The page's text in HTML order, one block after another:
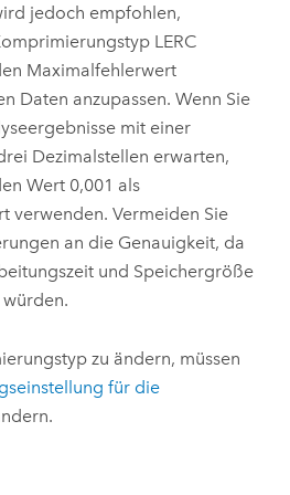
jedoch empfohlen,
LERC
Maximalfehlerwert
Daten anzupassen. Wenn Sie
mit einer
Dezimalstellen erwarten,
Wert 0,001 als
verwenden. Vermeiden Sie
an die Genauigkeit, da
und Speichergröße
zu ändern, müssen
für die